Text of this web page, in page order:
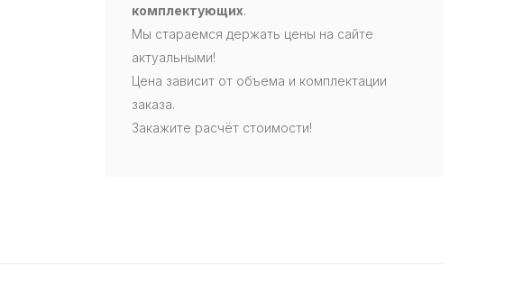
комплектующих.
Мы стараемся держать цены на сайте
актуальными!
Цена зависит от объема и комплектации
заказа.
Закажите расчёт стоимости!